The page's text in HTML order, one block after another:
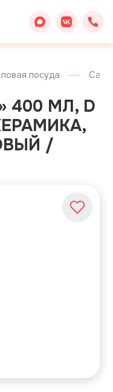
посуда
400 МЛ, D
/